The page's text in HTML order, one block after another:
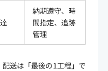
納期遵守、時
間指定、追跡
管理
送は「最後の1工程」で